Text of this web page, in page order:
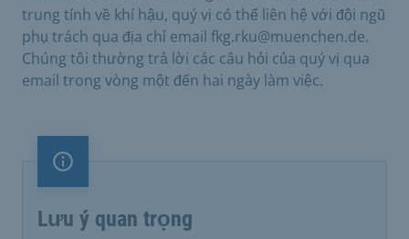
trung tính về khí hậu, quý vị có thể liên hệ với đội ngũ
phụ trách qua địa chỉ email fkg.rku@muenchen.de.
Chúng tôi thường trả lời các câu hỏi của quý vị qua
email trong vòng một đến hai ngày làm việc.
Lưu ý quan trọng
Lưu ý quan trọng